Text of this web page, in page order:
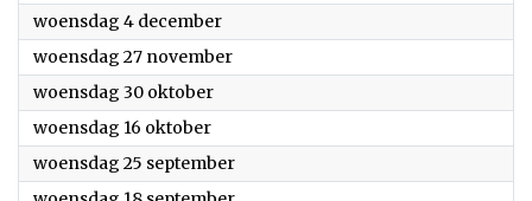
woensdag 4 december2024
woensdag 27 november2024
woensdag 30 oktober2024
woensdag 16 oktober2024
woensdag 25 september2024